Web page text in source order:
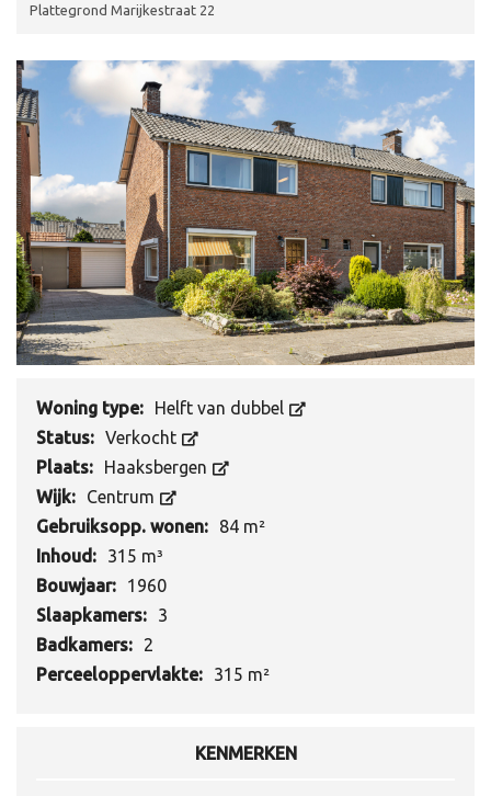
Plattegrond Marijkestraat 22
Woning type:
Helft van dubbel
Status: Verkocht
Plaats:
Haaksbergen
Wijk:
Centrum
Gebruiksopp. wonen:
84 m²
Inhoud:
315 m³
Bouwjaar:
1960
Slaapkamers:
3
Badkamers:
2
Perceeloppervlakte:
315 m²
KENMERKEN